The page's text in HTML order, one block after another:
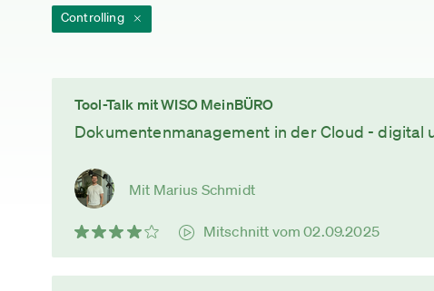
Controlling
Tool-Talk mit WISO MeinBÜRO
Dokumentenmanagement in der Cloud - digital
Mit Marius Schmidt
Mitschnitt vom 02.09.2025